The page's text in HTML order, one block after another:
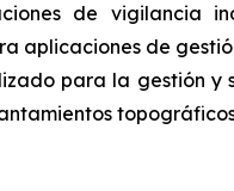
de vigilancia
aplicaciones de
para la gestión y